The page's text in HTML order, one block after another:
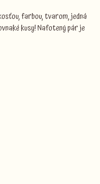
farbou, tvarom, jedná
kusy! Nafotený pár je